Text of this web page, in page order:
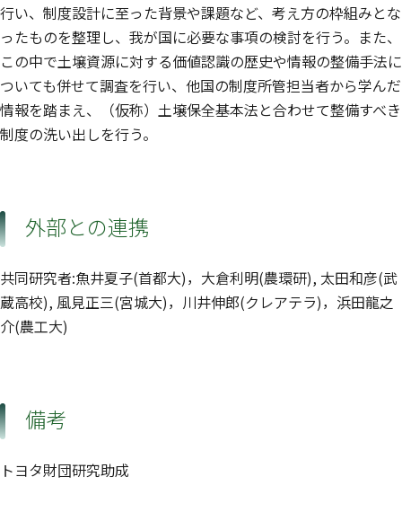
行い、制度設計に至った背景や課題など、考え方の枠組みとな
ったものを整理し、我が国に必要な事項の検討を行う。また、
この中で土壌資源に対する価値認識の歴史や情報の整備手法に
ついても併せて調査を行い、他国の制度所管担当者から学んだ
情報を踏まえ、（仮称）土壌保全基本法と合わせて整備すべき
制度の洗い出しを行う。
外部との連携
共同研究者:魚井夏子(首都大)，大倉利明(農環研), 太田和彦(武
蔵高校), 風見正三(宮城大)，川井伸郎(クレアテラ)，浜田龍之
介(農工大)
備考
トヨタ財団研究助成